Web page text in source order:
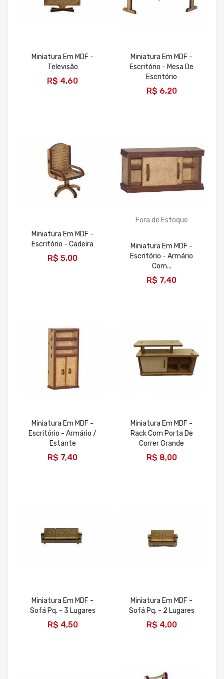
Miniatura Em MDF -
Televisão
R$ 4,60
Miniatura Em MDF -
Escritório - Mesa De
Escritório
R$ 6,20
Miniatura Em MDF -
Escritório - Cadeira
R$ 5,00
Fora de Estoque
Miniatura Em MDF -
Escritório - Armário
Com...
R$ 7,40
Miniatura Em MDF -
Escritório - Armário /
Estante
R$ 7,40
Miniatura Em MDF -
Rack Com Porta De
Correr Grande
R$ 8,00
Miniatura Em MDF -
Sofá Pq. - 3 Lugares
R$ 4,50
Miniatura Em MDF -
Sofá Pq. - 2 Lugares
R$ 4,00